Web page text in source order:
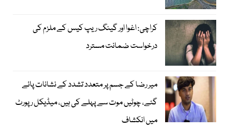
کراچی: اغوا اور گینگ ریپ کیس کے ملزم کی
درخواست ضمانت مسترد
میر رضا کے جسم پر متعدد تشدد کے نشانات پائے
گئے، چوٹیں موت سے پہلے کی ہیں، میڈیکل رپورٹ
میں انکشاف